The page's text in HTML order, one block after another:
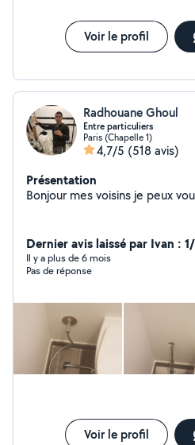
Voir le profil
Radhouane Ghoul
Entre particuliers
Paris (Chapelle 1)
4,7/5 (518 avis)
Présentation
Bonjour mes voisins je peux
Dernier avis laissé par Ivan :
Il y a plus de 6 mois
Pas de réponse
Voir le profil